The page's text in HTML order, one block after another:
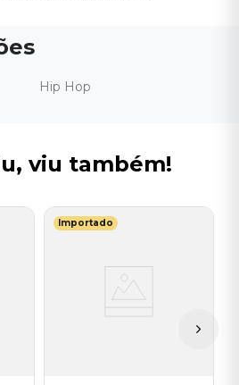
Hip Hop
viu também!
Importado